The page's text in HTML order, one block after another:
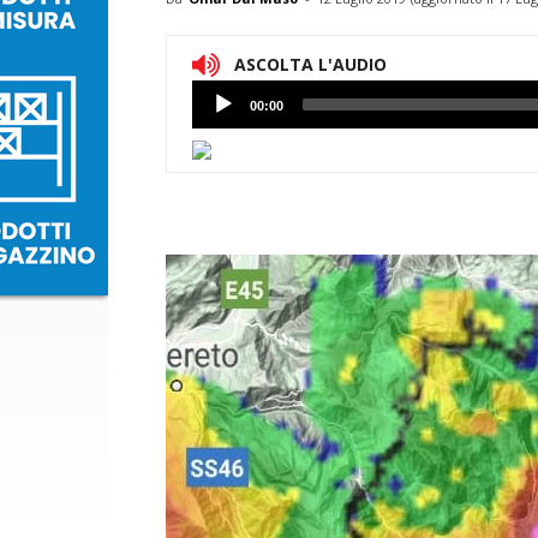
ASCOLTA L'AUDIO
Lettore
Audio
00:00